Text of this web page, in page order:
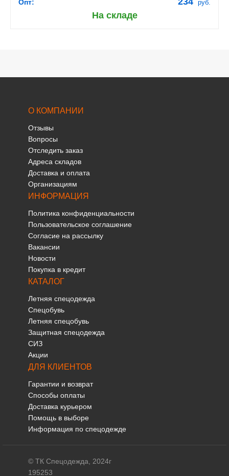
Опт: руб.
На складе
О КОМПАНИИ
Отзывы
Вопросы
Отследить заказ
Адреса складов
Доставка и оплата
Организациям
ИНФОРМАЦИЯ
Политика конфиденциальности
Пользовательское соглашение
Согласие на рассылку
Вакансии
Новости
Покупка в кредит
КАТАЛОГ
Летняя спецодежда
Спецобувь
Летняя спецобувь
Защитная спецодежда
СИЗ
Акции
ДЛЯ КЛИЕНТОВ
Гарантии и возврат
Способы оплаты
Доставка курьером
Помощь в выборе
Информация по спецодежде
© ТК Спецодежда, 2024г
195253